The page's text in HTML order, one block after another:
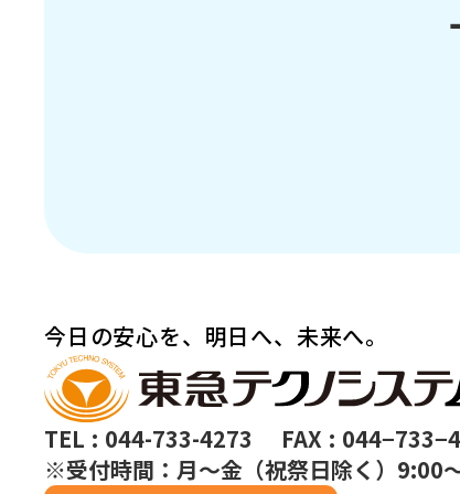
今日の安心を、明日へ、未来へ。
TEL : 044-733-4273 FAX :
※受付時間：月〜金（祝祭日除く）9:00